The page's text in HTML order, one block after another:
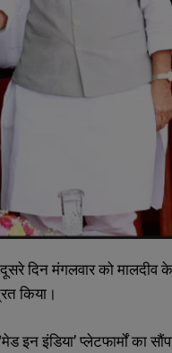
दूसरेदिनमंगलवारकोमालदीवके
किया।
इन इंडिया’ प्लेटफार्मों का